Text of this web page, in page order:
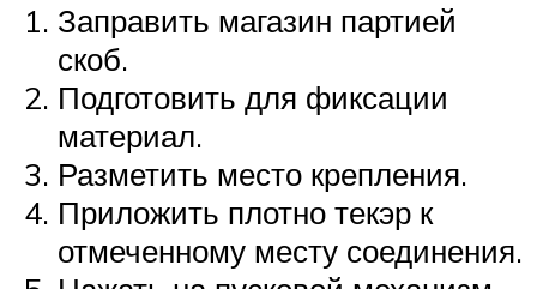
Заправить магазин партией
скоб.
Подготовить для фиксации
материал.
Разметить место крепления.
Приложить плотно текэр к
отмеченному месту соединения.